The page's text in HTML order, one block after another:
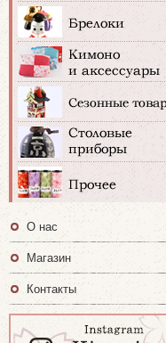
О нас
Магазин
Контакты